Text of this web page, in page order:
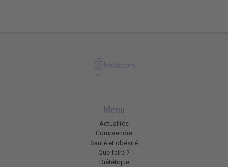
Menu
Actualités
Comprendre
Santé et obésité
Que faire ?
Diététique